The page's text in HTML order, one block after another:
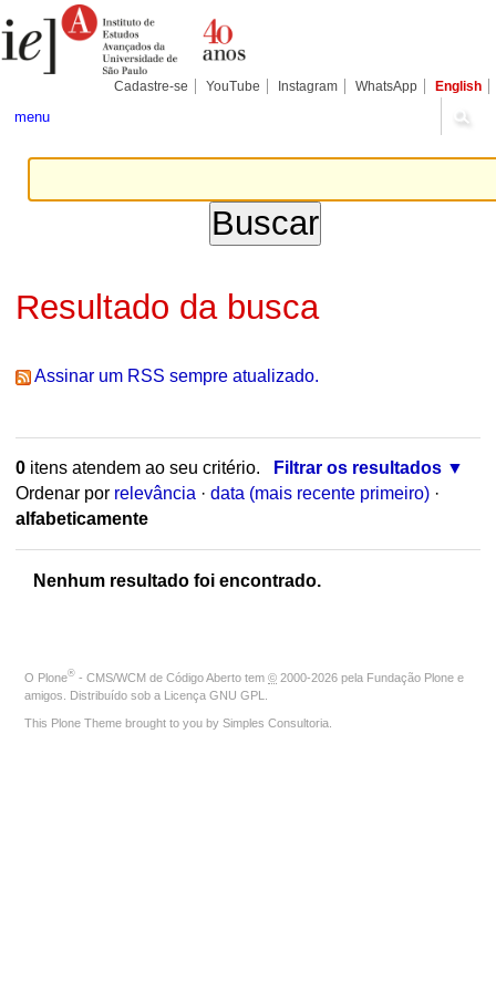
para
conteúdo.
Pessoais
Cadastre-se YouTube Instagram WhatsApp English
menu
Resultado da busca
Assinar um RSS sempre atualizado.
0itens atendem ao seu critério.
Filtrar os resultados
Ordenar por relevância · data (mais recente primeiro) ·
alfabeticamente
Nenhum resultado foi encontrado.
O Plone® - CMS/WCM de Código Aberto tem © 2000-2026 pela Fundação Plone e
amigos. Distribuído sob a Licença GNU GPL
This Plone Theme brought to you by Simples Consultoria